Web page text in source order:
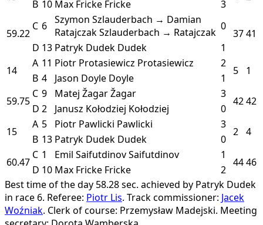
B 10 Max Fricke Fricke 3
59.22
C 6 Szymon Szlauderbach → Damian
RatajczakSzlauderbach → Ratajczak 0
3741
D 13 Patryk Dudek Dudek
1
14
A 11 Piotr Protasiewicz Protasiewicz 2
5 1
B 4 Jason Doyle Doyle
1
59.75
C 9 Matej ŽagarŽagar 3
4242
D 2 Janusz Kołodziej Kołodziej
0
15
A 5 Piotr Pawlicki Pawlicki 3
2 4
B 13 Patryk Dudek Dudek
0
60.47
C 1 Emil SaifutdinovSaifutdinov 1
4446
D 10 Max Fricke Fricke
2
Best time of the day 58.28 sec. achieved by Patryk Dudek
in race 6. Referee: Piotr Lis. Track commissioner: Jacek
Woźniak. Clerk of course: Przemysław Madejski. Meeting